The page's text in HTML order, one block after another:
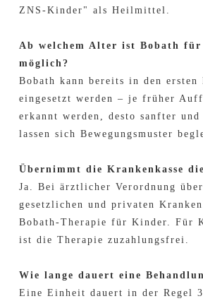
ZNS-Kinder" als Heilmittel.
Ab welchem Alter ist Bobath für
möglich?
Bobath kann bereits in den ersten
eingesetzt werden – je früher
erkannt werden, desto sanfter und
lassen sich Bewegungsmuster
Übernimmt die Krankenkasse
Ja. Bei ärztlicher Verordnung
gesetzlichen und privaten
Bobath-Therapie für Kinder. Für
ist die Therapie zuzahlungsfrei.
Wie lange dauert eine
Eine Einheit dauert in der Regel